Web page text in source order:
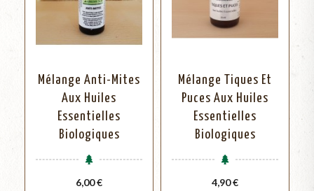
Mélange Anti-Mites
Aux Huiles
Essentielles
Biologiques
Prix
6,00 €
Mélange Tiques Et
Puces Aux Huiles
Essentielles
Biologiques
Prix
4,90 €